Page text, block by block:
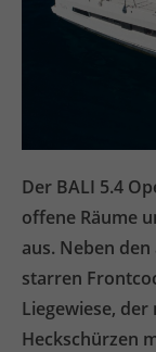
Der BALI 5.4
offene Räume
aus. Neben
starren
Liegewiese,
Heckschürzen